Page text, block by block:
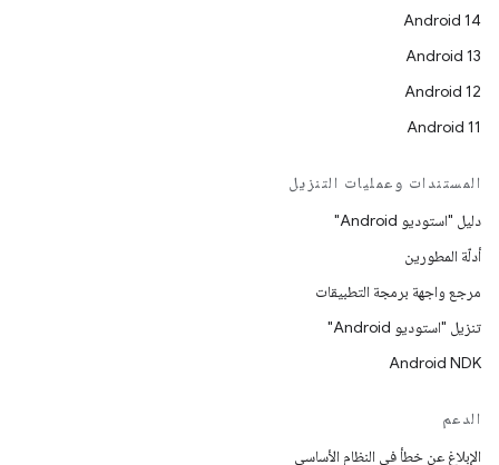
Android 14
Android 13
Android 12
Android 11
المستندات وعمليات التنزيل
دليل "استوديو Android"
أدلّة المطورين
مرجع واجهة برمجة التطبيقات
تنزيل "استوديو Android"
Android NDK
الدعم
الإبلاغ عن خطأ في النظام الأساسي